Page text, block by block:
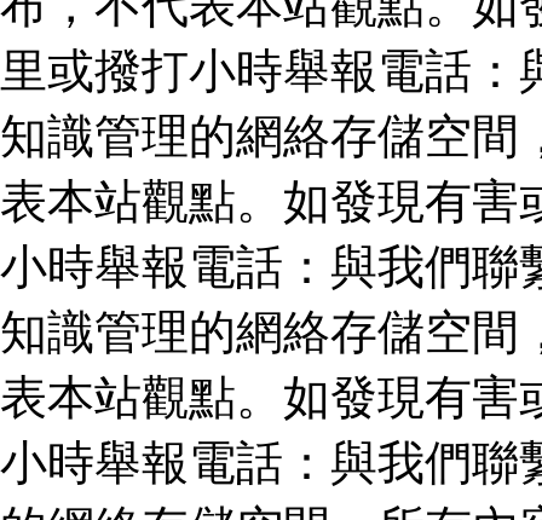
里或撥打小時舉報電話
知識管理的網絡存儲空間
表本站觀點。如發現有害
小時舉報電話：與我們聯
知識管理的網絡存儲空間
表本站觀點。如發現有害
小時舉報電話：與我們聯